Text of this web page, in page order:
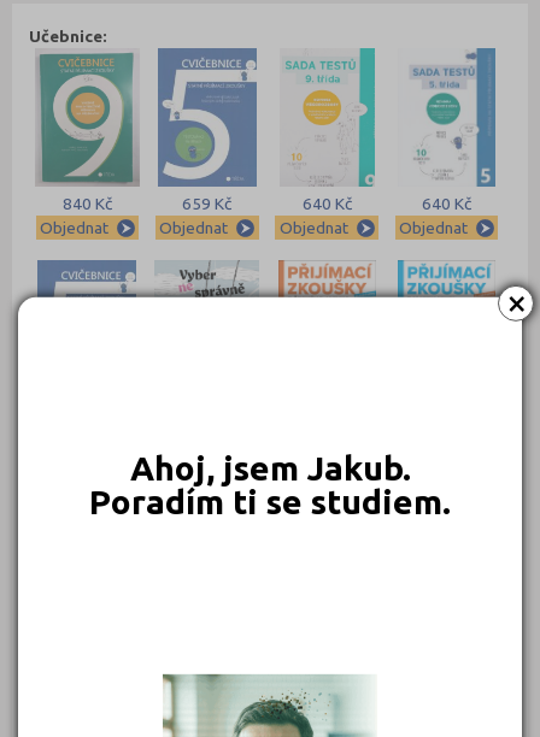
×
Ahoj, jsem Jakub.
Poradím ti se studiem.
Učebnice:
840 Kč
Objednat
659 Kč
Objednat
640 Kč
Objednat
640 Kč
Objednat